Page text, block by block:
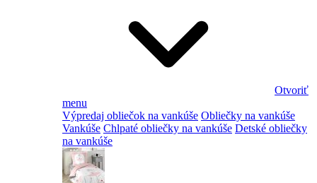
Otvoriť
menu
Výpredaj obliečok na vankúše Obliečky na vankúše
Vankúše Chlpaté obliečky na vankúše Detské obliečky
na vankúše